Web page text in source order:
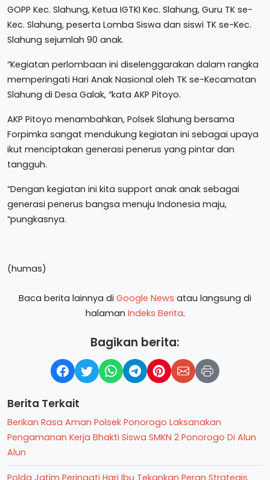
GOPP Kec. Slahung, Ketua IGTKI Kec. Slahung, Guru TK se-
Kec. Slahung, peserta Lomba Siswa dan siswi TK se-Kec.
Slahung sejumlah 90 anak.
“Kegiatan perlombaan ini diselenggarakan dalam rangka
memperingati Hari Anak Nasional oleh TK se-Kecamatan
Slahung di Desa Galak, “kata AKP Pitoyo.
AKP Pitoyo menambahkan, Polsek Slahung bersama
Forpimka sangat mendukung kegiatan ini sebagai upaya
ikut menciptakan generasi penerus yang pintar dan
tangguh.
“Dengan kegiatan ini kita support anak anak sebagai
generasi penerus bangsa menuju Indonesia maju,
“pungkasnya.
(humas)
Baca berita lainnya di Google News atau langsung di
halaman Indeks Berita.
Bagikan berita:
Berita Terkait
Berikan Rasa Aman Polsek Ponorogo Laksanakan
Pengamanan Kerja Bhakti Siswa SMKN 2 Ponorogo Di Alun
Alun
Polda Jatim Peringati Hari Ibu Tekankan Peran Strategis